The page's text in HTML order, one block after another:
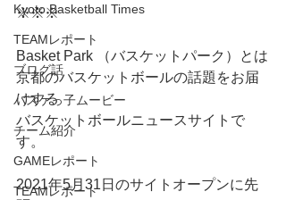
Kyoto Basketball Times
TEAMレポート
ブログ話
バスケっ子ムービー
チーム紹介
GAMEレポート
TEAMレポート
※※※
Basket Park （バスケットパーク）とは
京都のバスケットボールの話題をお届
けする
バスケットボールニュースサイトで
す。
2021年5月31日のサイトオープンに先